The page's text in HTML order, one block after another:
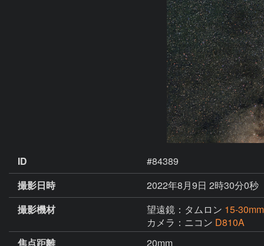
ID
#84389
撮影日時
2022年8月9日 2時30分0秒
撮影機材
望遠鏡：タムロン 15-
カメラ：ニコン D810A
焦点距離
20mm